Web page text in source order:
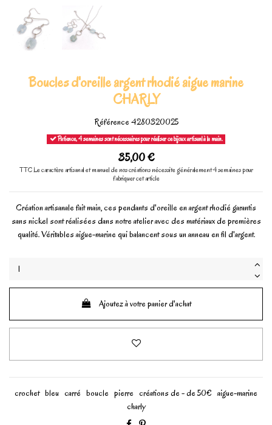
Boucles d'oreille argent rhodié aigue marine
CHARLY
Référence4280320025
Patience, 4 semaines sont nécessaires pour réaliser ce bijoux artisanl à la main.
35,00 €
TTCLe caractère artisanal et manuel de nos créations nécessite généralement 4 semaines pour
fabriquer cet article
Création artisanale fait main, ces pendants d'oreille en argent rhodié garantis
sans nickel sont réalisées dans notre atelier avec des matériaux de premières
qualité. Véritables aigue-marine qui balancent sous un anneau en fil d'argent.
Ajoutez à votre panier d'achat
crochet bleu carré boucle pierre créations de - de 50€ aigue-marine
charly